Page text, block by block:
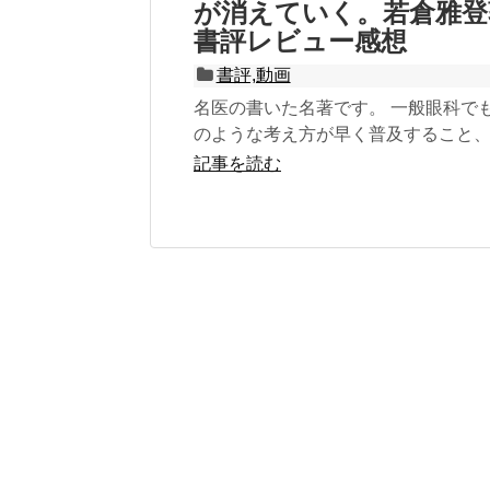
が消えていく。若倉雅登
書評レビュー感想
書評,動画
名医の書いた名著です。 一般眼科で
のような考え方が早く普及すること
びに一日でも早く治療法が確立される
記事を読む